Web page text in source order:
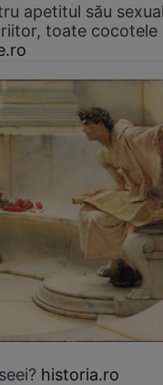
apetitul său
toate cocotele
historia.ro